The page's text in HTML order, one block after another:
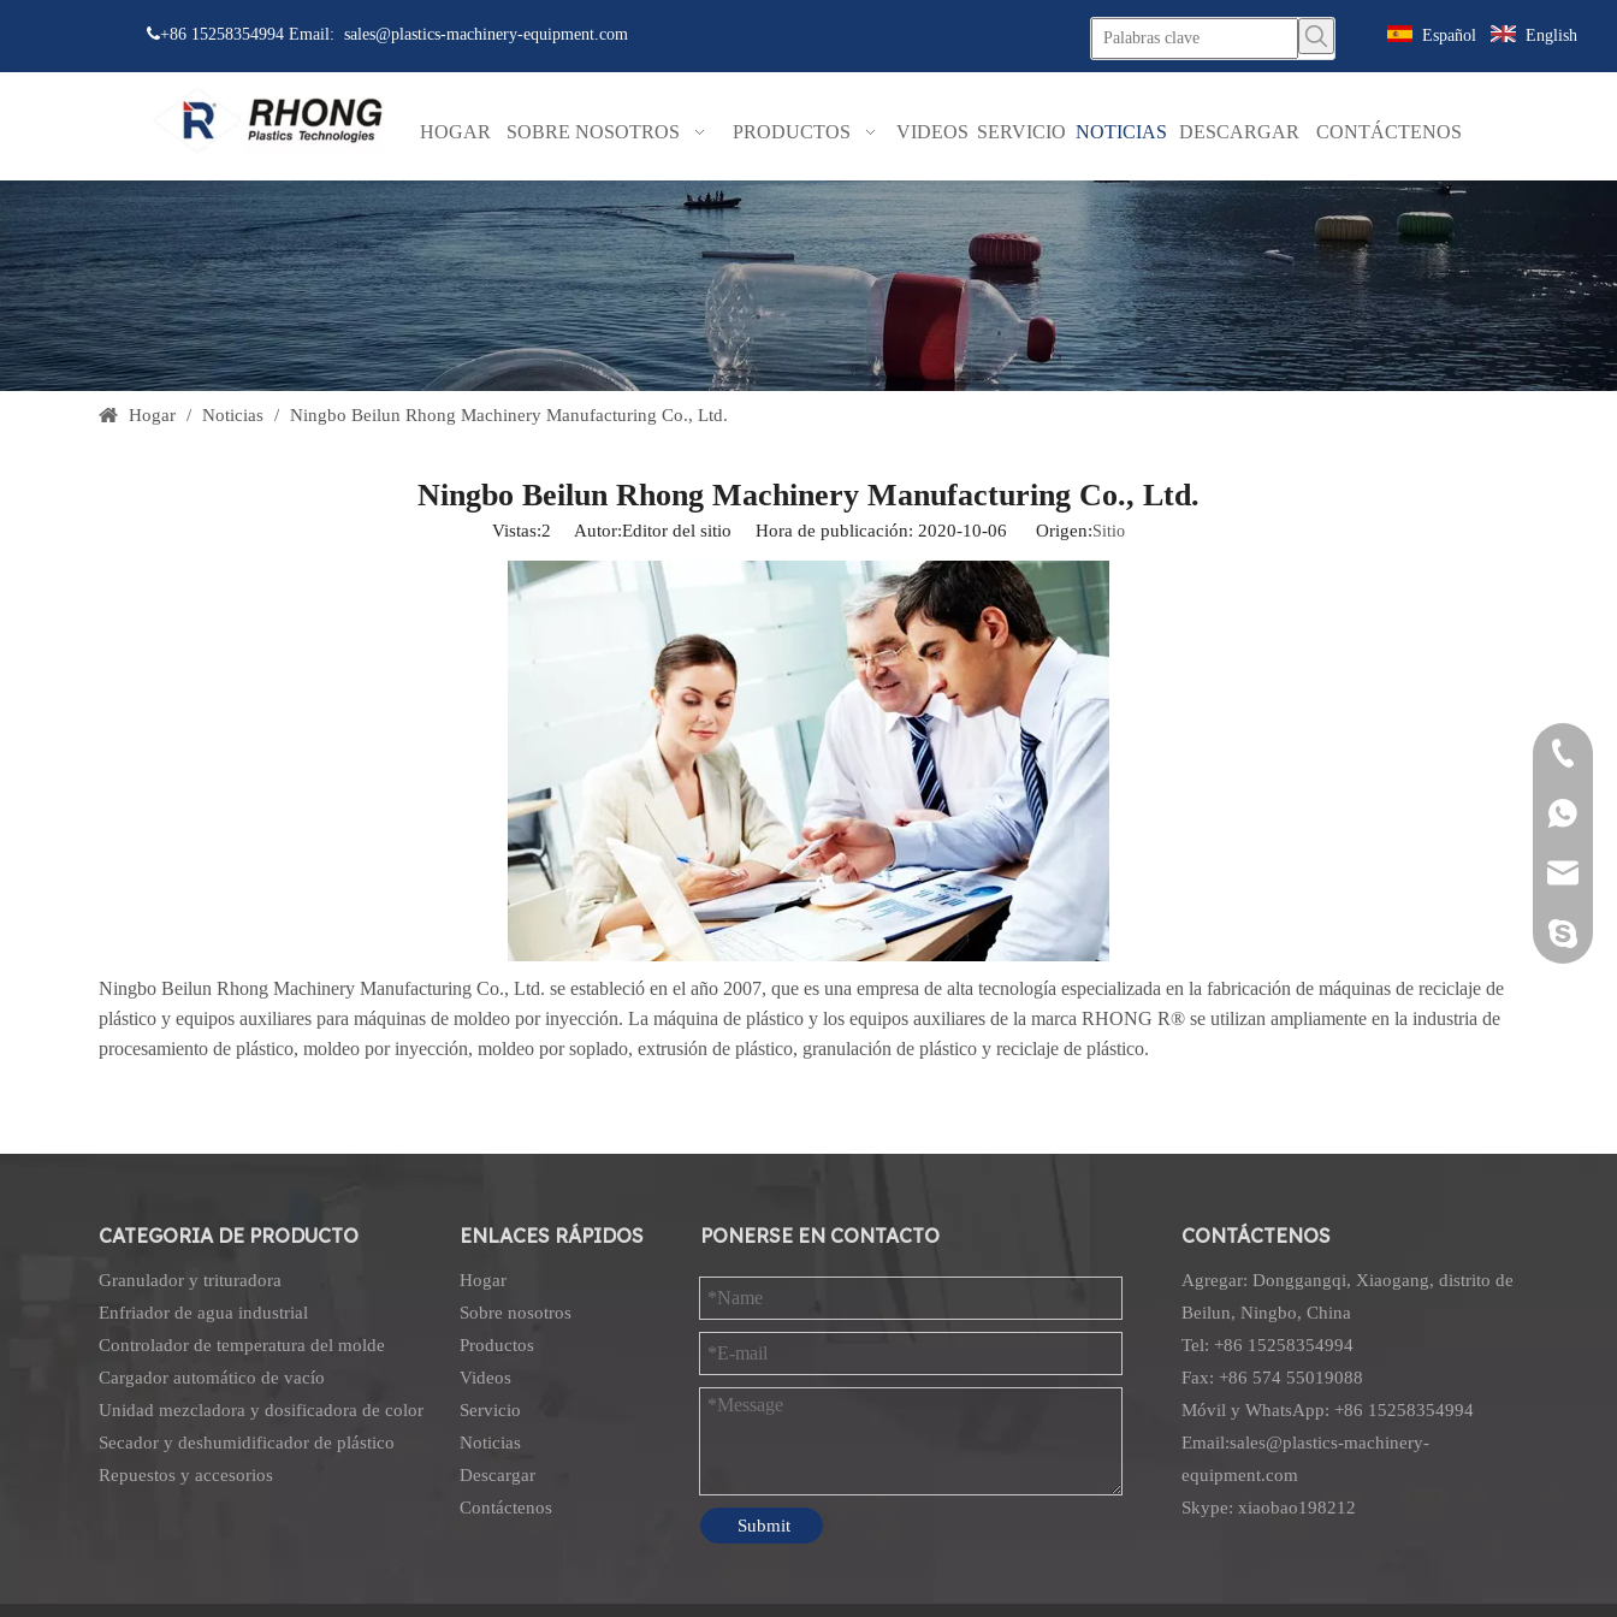
+86 15258354994 Email: sales@plastics-machinery-equipment.com Español English
HOGAR SOBRE NOSOTROS PRODUCTOS VIDEOS SERVICIO NOTICIAS DESCARGAR CONTÁCTENOS
Hogar / Noticias / Ningbo Beilun Rhong Machinery Manufacturing Co., Ltd.
Ningbo Beilun Rhong Machinery Manufacturing Co., Ltd.
Vistas:2 Autor:Editor del sitio Hora de publicación: 2020-10-06 Origen:Sitio
Ningbo Beilun Rhong Machinery Manufacturing Co., Ltd. se estableció en el año 2007, que es una empresa de alta tecnología especializada en la fabricación de máquinas de reciclaje de
plástico y equipos auxiliares para máquinas de moldeo por inyección. La máquina de plástico y los equipos auxiliares de la marca RHONG R® se utilizan ampliamente en la industria de
procesamiento de plástico, moldeo por inyección, moldeo por soplado, extrusión de plástico, granulación de plástico y reciclaje de plástico.
CATEGORIA DE PRODUCTO
Granulador y trituradora
Enfriador de agua industrial
Controlador de temperatura del molde
Cargador automático de vacío
Unidad mezcladora y dosificadora de color
Secador y deshumidificador de plástico
Repuestos y accesorios
ENLACES RÁPIDOS
Hogar
Sobre nosotros
Productos
Videos
Servicio
Noticias
Descargar
Contáctenos
PONERSE EN CONTACTO
Submit
CONTÁCTENOS
Agregar: Donggangqi, Xiaogang, distrito de
Beilun, Ningbo, China
Tel: +86 15258354994
Fax: +86 574 55019088
Móvil y WhatsApp: +86 15258354994
Email:sales@plastics-machinery-
equipment.com
Skype: xiaobao198212
+ 86-
+ 86-